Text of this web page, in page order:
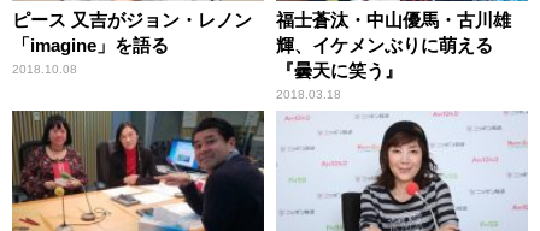
ピース 又吉がジョン・レノン
「imagine」を語る
2018.10.08
福士蒼汰・中山優馬・古川雄
輝、イケメンぶりに萌える
『曇天に笑う』
2018.03.18